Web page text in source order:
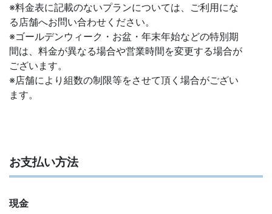
※料金表に記載のないプランについては、ご利用にな
る店舗へお問い合わせください。
※ゴールデンウィーク・お盆・年末年始などの特別期
間は、料金が異なる場合や営業時間を変更する場合が
ございます。
※店舗により組数の制限等をさせて頂く場合がござい
ます。
お支払い方法
現金